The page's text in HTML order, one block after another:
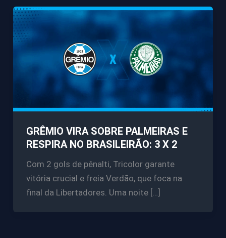
GRÊMIO VIRA SOBRE PALMEIRAS E
RESPIRA NO BRASILEIRÃO: 3 X 2
Com 2 gols de pênalti, Tricolor garante
vitória crucial e freia Verdão, que foca na
final da Libertadores. Uma noite […]